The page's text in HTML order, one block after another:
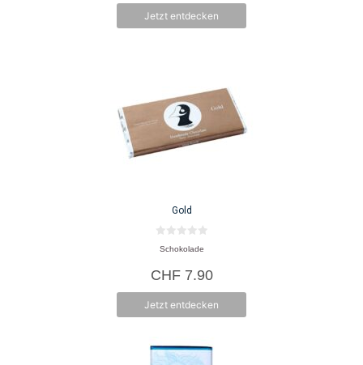
Jetzt entdecken
Gold
v
n
5
Schokolade
CHF7.90
Jetzt entdecken